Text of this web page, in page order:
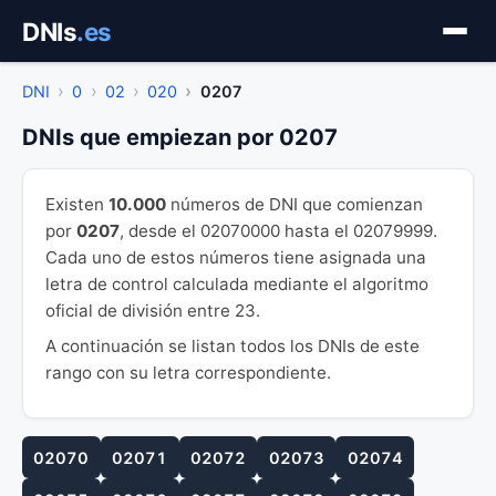
contenido
DNIs.es
DNI 0 02 020 0207
DNIs que empiezan por 0207
Existen 10.000 números de DNI que comienzan
por 0207, desde el 02070000 hasta el 02079999.
Cada uno de estos números tiene asignada una
letra de control calculada mediante el algoritmo
oficial de división entre 23.
A continuación se listan todos los DNIs de este
rango con su letra correspondiente.
02070 02071 02072 02073 02074